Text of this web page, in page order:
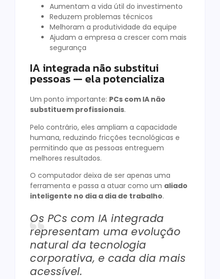
Aumentam a vida útil do investimento
Reduzem problemas técnicos
Melhoram a produtividade da equipe
Ajudam a empresa a crescer com mais
segurança
IA integrada não substitui
pessoas — ela potencializa
Um ponto importante: PCs com IA não
substituem profissionais.
Pelo contrário, eles ampliam a capacidade
humana, reduzindo fricções tecnológicas e
permitindo que as pessoas entreguem
melhores resultados.
O computador deixa de ser apenas uma
ferramenta e passa a atuar como um aliado
inteligente no dia a dia de trabalho.
Os PCs com IA integrada
representam uma evolução
natural da tecnologia
corporativa, e cada dia mais
acessível.